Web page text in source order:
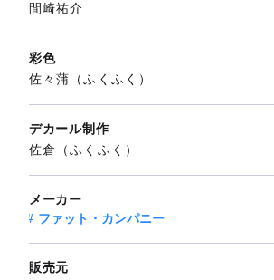
間崎祐介
彩色
佐々蒲（ふくふく）
デカール制作
佐倉（ふくふく）
メーカー
ファット・カンパニー
販売元